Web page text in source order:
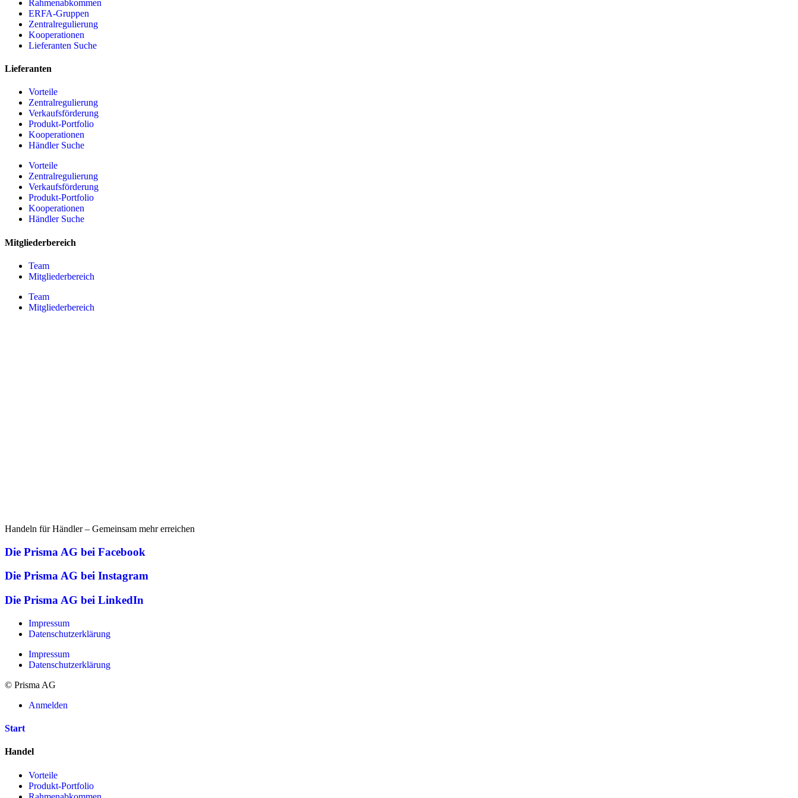
Rahmenabkommen
ERFA-Gruppen
Zentralregulierung
Kooperationen
Lieferanten Suche
Lieferanten
Vorteile
Zentralregulierung
Verkaufsförderung
Produkt-Portfolio
Kooperationen
Händler Suche
Vorteile
Zentralregulierung
Verkaufsförderung
Produkt-Portfolio
Kooperationen
Händler Suche
Mitgliederbereich
Team
Mitgliederbereich
Team
Mitgliederbereich
Handeln für Händler – Gemeinsam mehr erreichen
Die Prisma AG bei Facebook
Die Prisma AG bei Instagram
Die Prisma AG bei LinkedIn
Impressum
Datenschutzerklärung
Impressum
Datenschutzerklärung
© Prisma AG
Anmelden
Start
Handel
Vorteile
Produkt-Portfolio